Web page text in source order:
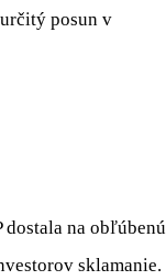
posun v
na obľúbenú
sklamanie.